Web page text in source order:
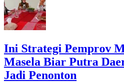
Ini Strategi Pemprov
Masela Biar Putra
Jadi Penonton